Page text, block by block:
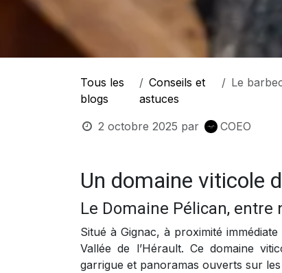
Tous les
blogs
Conseils et
astuces
Le barbecue
2 octobre 2025 par COEO
Un domaine viticole
Le Domaine Pélican,
Situé à Gignac, à proximité
Vallée de l’Hérault. Ce domaine
garrigue et panoramas ouverts sur